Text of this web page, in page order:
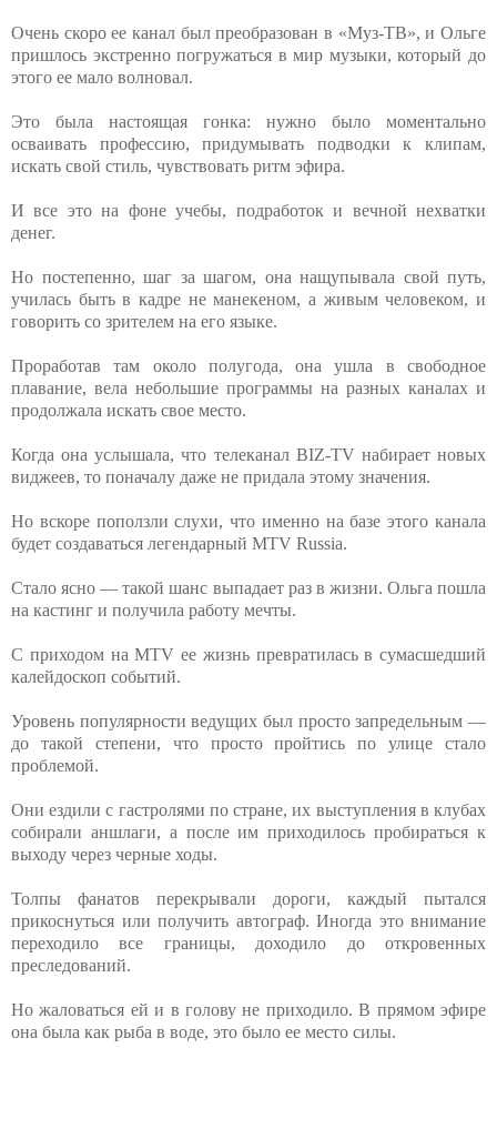
Очень скоро ее канал был преобразован в «Муз-ТВ», и Ольге
пришлось экстренно погружаться в мир музыки, который до
этого ее мало волновал.
Это была настоящая гонка: нужно было моментально
осваивать профессию, придумывать подводки к клипам,
искать свой стиль, чувствовать ритм эфира.
И все это на фоне учебы, подработок и вечной нехватки
денег.
Но постепенно, шаг за шагом, она нащупывала свой путь,
училась быть в кадре не манекеном, а живым человеком, и
говорить со зрителем на его языке.
Проработав там около полугода, она ушла в свободное
плавание, вела небольшие программы на разных каналах и
продолжала искать свое место.
Когда она услышала, что телеканал BIZ-TV набирает новых
виджеев, то поначалу даже не придала этому значения.
Но вскоре поползли слухи, что именно на базе этого канала
будет создаваться легендарный MTV Russia.
Стало ясно — такой шанс выпадает раз в жизни. Ольга пошла
на кастинг и получила работу мечты.
С приходом на MTV ее жизнь превратилась в сумасшедший
калейдоскоп событий.
Уровень популярности ведущих был просто запредельным —
до такой степени, что просто пройтись по улице стало
проблемой.
Они ездили с гастролями по стране, их выступления в клубах
собирали аншлаги, а после им приходилось пробираться к
выходу через черные ходы.
Толпы фанатов перекрывали дороги, каждый пытался
прикоснуться или получить автограф. Иногда это внимание
переходило все границы, доходило до откровенных
преследований.
Но жаловаться ей и в голову не приходило. В прямом эфире
она была как рыба в воде, это было ее место силы.